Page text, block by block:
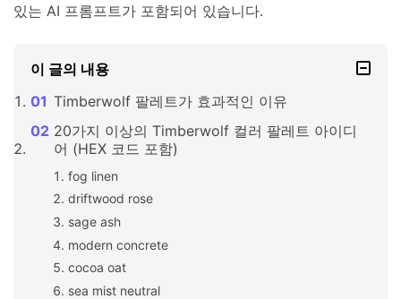
있는 AI 프롬프트가 포함되어 있습니다.
이 글의 내용
Timberwolf 팔레트가 효과적인 이유
20가지 이상의 Timberwolf 컬러 팔레트 아이디
어 (HEX 코드 포함)
fog linen
driftwood rose
sage ash
modern concrete
cocoa oat
sea mist neutral